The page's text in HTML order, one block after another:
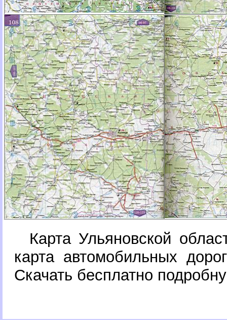
Карта Ульяновской
карта автомобильных
Скачать бесплатно